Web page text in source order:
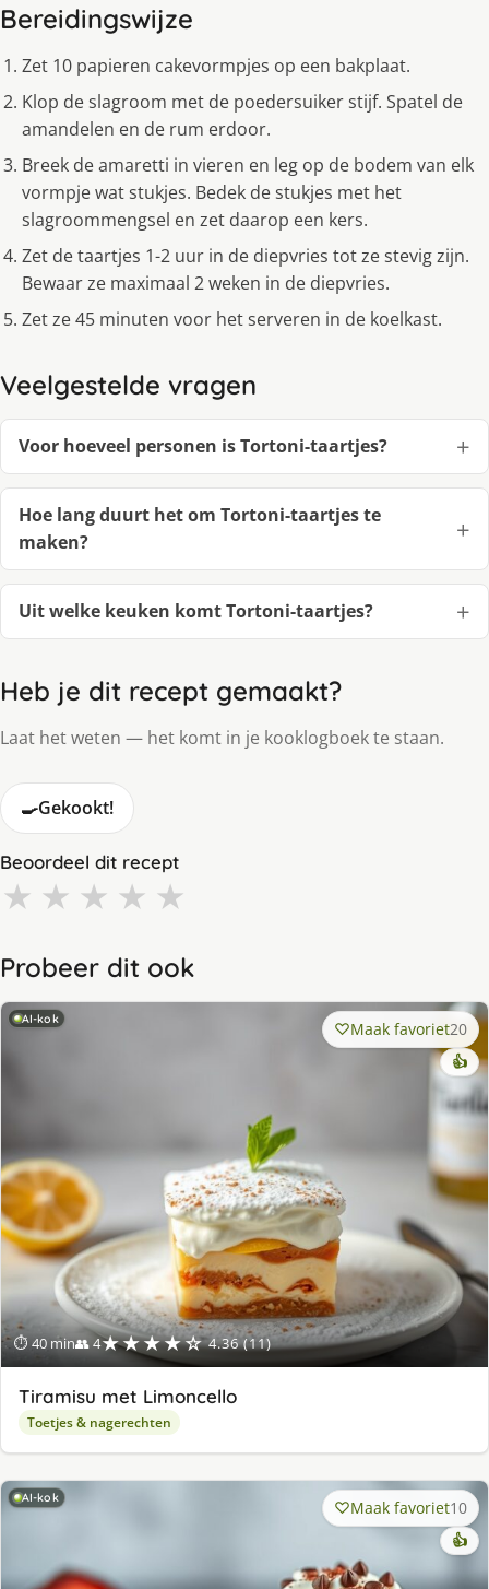
Bereidingswijze
Zet 10 papieren cakevormpjes op een bakplaat.
Klop de slagroom met de poedersuiker stijf. Spatel de
amandelen en de rum erdoor.
Breek de amaretti in vieren en leg op de bodem van elk
vormpje wat stukjes. Bedek de stukjes met het
slagroommengsel en zet daarop een kers.
Zet de taartjes 1-2 uur in de diepvries tot ze stevig zijn.
Bewaar ze maximaal 2 weken in de diepvries.
Zet ze 45 minuten voor het serveren in de koelkast.
Veelgestelde vragen
Voor hoeveel personen is Tortoni-taartjes?
Hoe lang duurt het om Tortoni-taartjes te
maken?
Uit welke keuken komt Tortoni-taartjes?
Heb je dit recept gemaakt?
Laat het weten — het komt in je kooklogboek te staan.
🍳Gekookt!
Beoordeel dit recept
★ ★ ★ ★ ★
Probeer dit ook
AI-kok
⏱ 40 min👥 4★★★★☆ 4.36 (11)
Maak favoriet20
👍
Tiramisu met Limoncello
Toetjes & nagerechten
AI-kok Maak favoriet10
👍